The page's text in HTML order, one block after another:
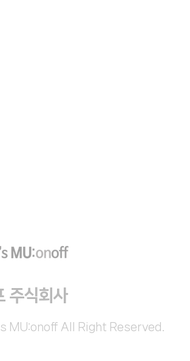
주식회사
MU:onoff All Right Reserved.